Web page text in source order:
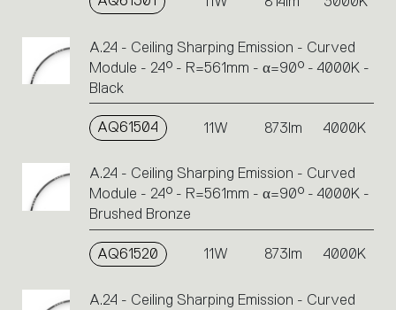
A.24 - Ceiling Sharping Emission - Curved
Module - 24° - R=561mm - α=90° - 4000K -
Black
AQ61504 11W 873lm 4000K
A.24 - Ceiling Sharping Emission - Curved
Module - 24° - R=561mm - α=90° - 4000K -
Brushed Bronze
AQ61520 11W 873lm 4000K
A.24 - Ceiling Sharping Emission - Curved